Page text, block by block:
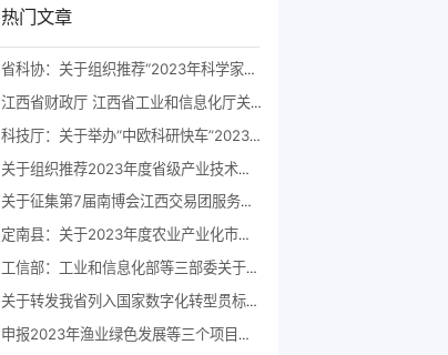
热门文章
省科协：关于组织推荐“2023年科学家精神教育基地”申报单位的通知
江西省财政厅 江西省工业和信息化厅关于开展产业集群和中小企业数字化转型试点工作的通知
科技厅：关于举办“中欧科研快车”2023年科技创新合作系列宣讲活动（江西站）的通知
关于组织推荐2023年度省级产业技术创新战略联盟的通知
关于征集第7届南博会江西交易团服务工作机构的公告
定南县：关于2023年度农业产业化市级龙头企业监测及申报的公示
工信部：工业和信息化部等三部委关于推动铸造和锻压行业高质量发展的指导意见
关于转发我省列入国家数字化转型贯标试点企业和咨询服务机构名单的通知
申报2023年渔业绿色发展等三个项目公示